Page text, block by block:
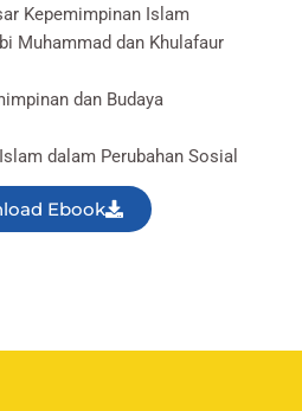
Kepemimpinan Islam
Muhammad dan Khulafaur
dan Budaya
dalam Perubahan Sosial
Ebook